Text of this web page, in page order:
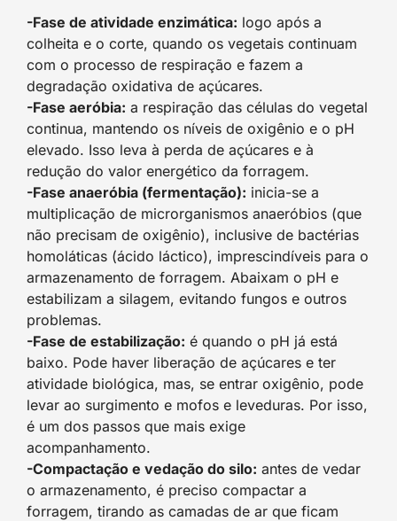
-Fase de atividade enzimática: logo após a
colheita e o corte, quando os vegetais continuam
com o processo de respiração e fazem a
degradação oxidativa de açúcares.
-Fase aeróbia: a respiração das células do vegetal
continua, mantendo os níveis de oxigênio e o pH
elevado. Isso leva à perda de açúcares e à
redução do valor energético da forragem.
-Fase anaeróbia (fermentação): inicia-se a
multiplicação de microrganismos anaeróbios (que
não precisam de oxigênio), inclusive de bactérias
homoláticas (ácido láctico), imprescindíveis para o
armazenamento de forragem. Abaixam o pH e
estabilizam a silagem, evitando fungos e outros
problemas.
-Fase de estabilização: é quando o pH já está
baixo. Pode haver liberação de açúcares e ter
atividade biológica, mas, se entrar oxigênio, pode
levar ao surgimento e mofos e leveduras. Por isso,
é um dos passos que mais exige
acompanhamento.
-Compactação e vedação do silo: antes de vedar
o armazenamento, é preciso compactar a
forragem, tirando as camadas de ar que ficam